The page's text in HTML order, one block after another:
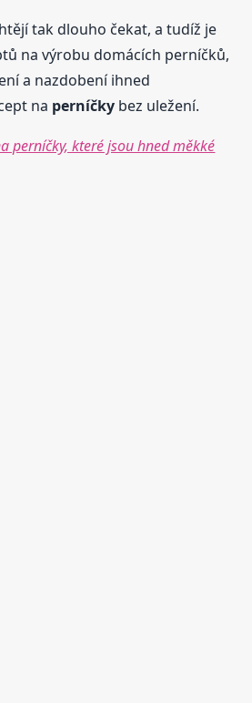
tak dlouho čekat, a tudíž je
na výrobu domácích perníčků,
a nazdobení ihned
na perníčky bez uležení.
perníčky, které jsou hned měkké